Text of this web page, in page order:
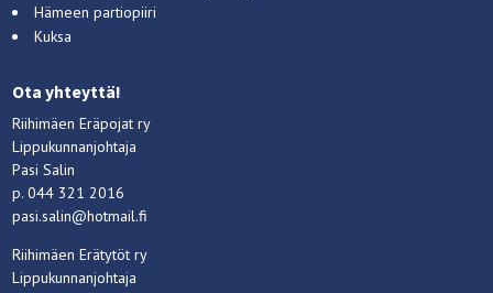
Hämeen partiopiiri
Kuksa
Ota yhteyttä!
Riihimäen Eräpojat ry
Lippukunnanjohtaja
Pasi Salin
p. 044 321 2016
pasi.salin@hotmail.fi
Riihimäen Erätytöt ry
Lippukunnanjohtaja